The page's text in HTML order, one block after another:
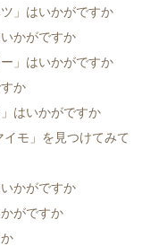
」はいかがですか
かがですか
」はいかがですか
か
はいかがですか
モ」を見つけてみて
かがですか
がですか